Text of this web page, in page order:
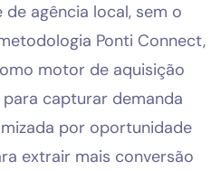
agência local, sem o
Ponti Connect,
motor de aquisição
para capturar demanda
por oportunidade
extrair mais conversão